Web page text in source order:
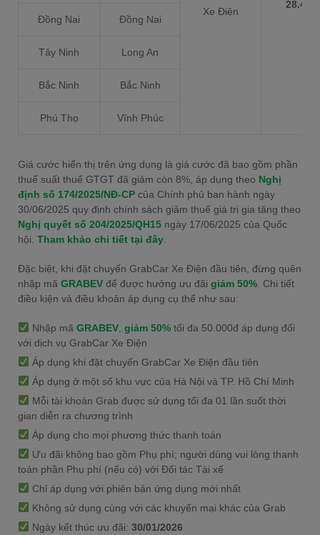
Xe Điện
28.473
Đồng Nai Đồng Nai
Tây Ninh Long An
Bắc Ninh Bắc Ninh
Phú Thọ Vĩnh Phúc
Giá cước hiển thị trên ứng dụng là giá cước đã bao gồm phần
thuế suất thuế GTGT đã giảm còn 8%, áp dụng theo Nghị
định số 174/2025/NĐ-CP của Chính phủ ban hành ngày
30/06/2025 quy định chính sách giảm thuế giá trị gia tăng theo
Nghị quyết số 204/2025/QH15 ngày 17/06/2025 của Quốc
hội. Tham khảo chi tiết tại đây
Đặc biệt, khi đặt chuyến GrabCar Xe Điện đầu tiên, đừng quên
nhập mã GRABEV để được hưởng ưu đãi giảm 50% . Chi tiết
điều kiện và điều khoản áp dụng cụ thể như sau:
Nhập mã GRABEV, giảm 50%tối đa 50.000đ áp dụng đối
với dịch vụ GrabCar Xe Điện
Áp dụng khi đặt chuyến GrabCar Xe Điện đầu tiên
Áp dụng ở một số khu vực của Hà Nội và TP. Hồ Chí Minh
Mỗi tài khoản Grab được sử dụng tối đa 01 lần suốt thời
gian diễn ra chương trình
Áp dụng cho mọi phương thức thanh toán
Ưu đãi không bao gồm Phụ phí; người dùng vui lòng thanh
toán phần Phụ phí (nếu có) với Đối tác Tài xế
Chỉ áp dụng với phiên bản ứng dụng mới nhất
Không sử dụng cùng với các khuyến mại khác của Grab
Ngày kết thúc ưu đãi: 30/01/2026